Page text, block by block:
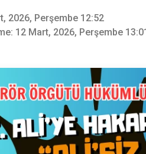
2026, Perşembe 12:52
12 Mart, 2026, Perşembe